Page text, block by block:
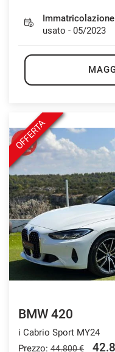
Immatricolazione
usato - 05/2023
OFFERTA
BMW 420
i Cabrio Sport MY24
Prezzo: 44.800 €